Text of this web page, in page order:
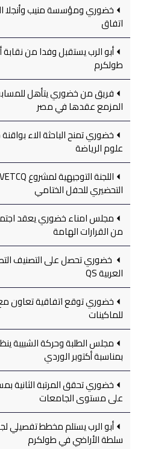
خضوري ومؤسسة منيب وأنجلا
اتفاق
أبو الرب يستقبل وفدا من نقابة
طولكرم
فريق من خضوري يتأهل
المزمع عقدها في مصر
خضوري تمنح الباحثة الاء
علوم الرياضة
التحضيري للحفل الختامي
مجلس امناء خضوري يعقد
من القرارات الهامة
خضوري تحصل على التصنيف
العربية QS
خضوري توقع اتفاقية تعاون
للماكينات
مجلس الطلبة وحركة الشبيبة
بمناسبة أكتوبر الوردي
على مستوى الجامعات
أبو الرب يستلم مخطط
سلطة الأراضي في طولكرم